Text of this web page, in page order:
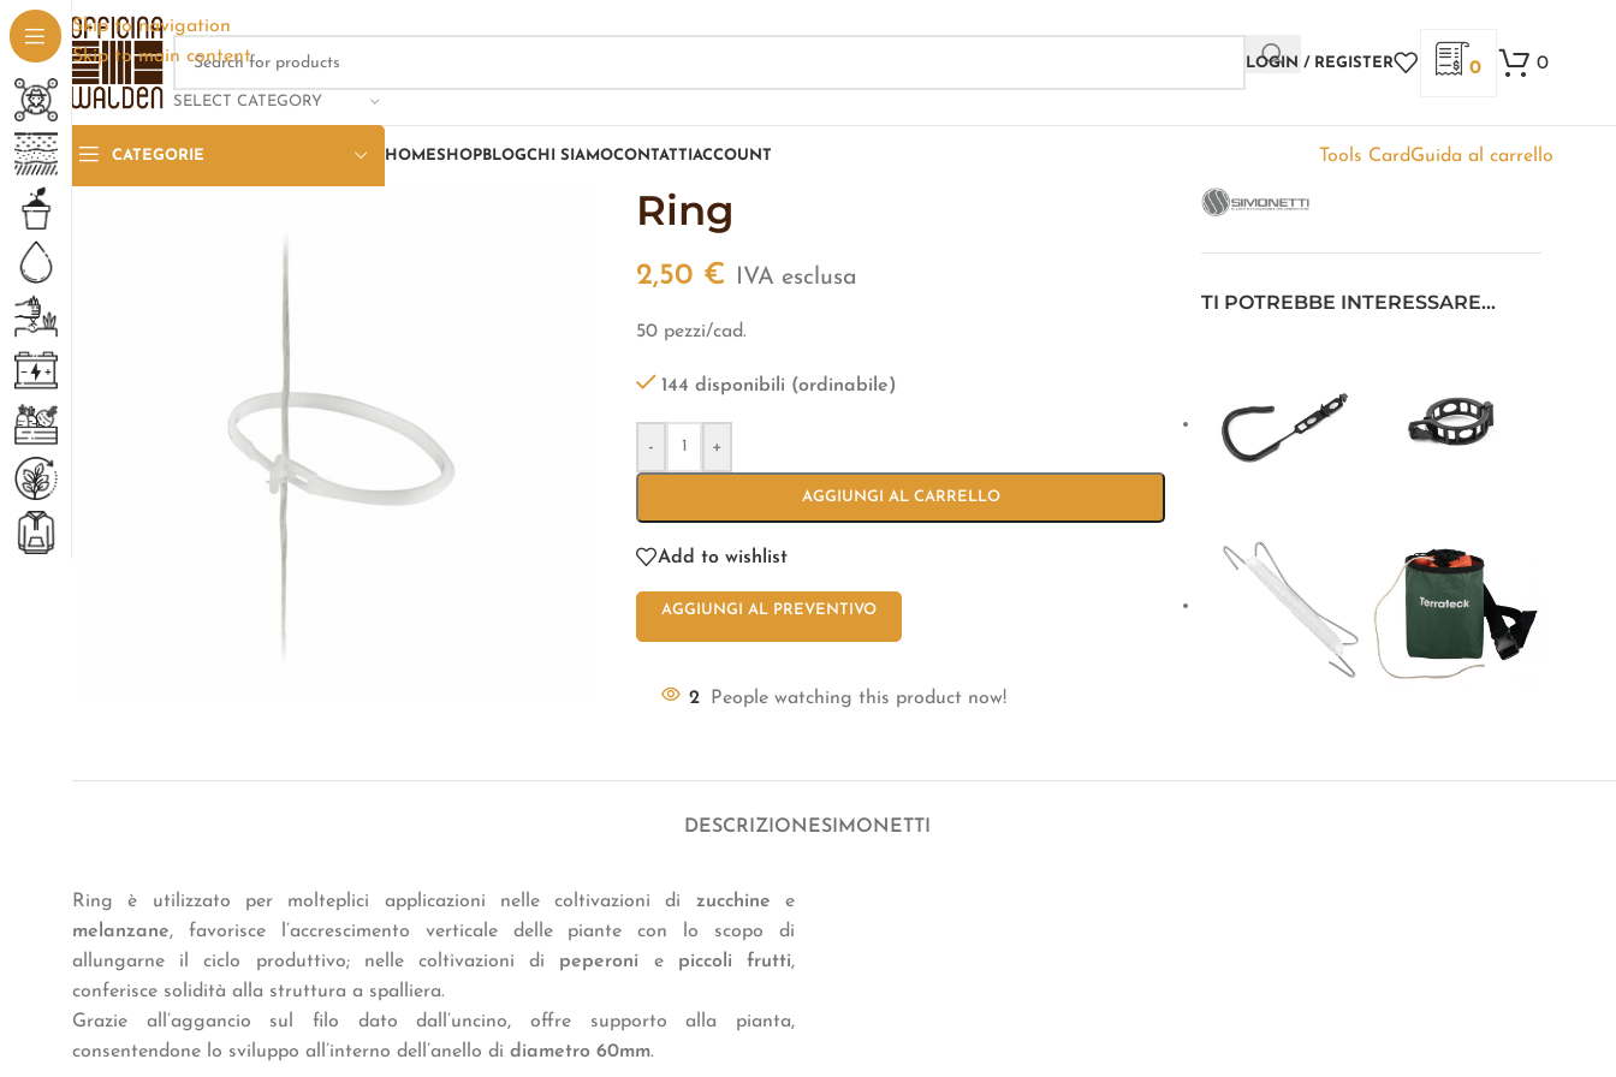
Skip to navigation
Skip to main content
SELECT CATEGORY
LOGIN / REGISTER 0 0
CATEGORIE HOMESHOP BLOGCHI SIAMOCONTATTI ACCOUNT Tools CardGuida al carrello
Ring
2,50 € IVA esclusa
50 pezzi/cad.
144 disponibili (ordinabile)
- +
AGGIUNGI AL CARRELLO
Add to wishlist
AGGIUNGI AL PREVENTIVO
2 People watching this product now!
TI POTREBBE INTERESSARE…
DESCRIZIONESIMONETTI
Ring è utilizzato per molteplici applicazioni nelle coltivazioni di zucchine e
melanzane, favorisce l’accrescimento verticale delle piante con lo scopo di
allungarne il ciclo produttivo; nelle coltivazioni di peperoni e piccoli frutti,
conferisce solidità alla struttura a spalliera.
Grazie all’aggancio sul filo dato dall’uncino, offre supporto alla pianta,
consentendone lo sviluppo all’interno dell’anello di diametro 60mm.